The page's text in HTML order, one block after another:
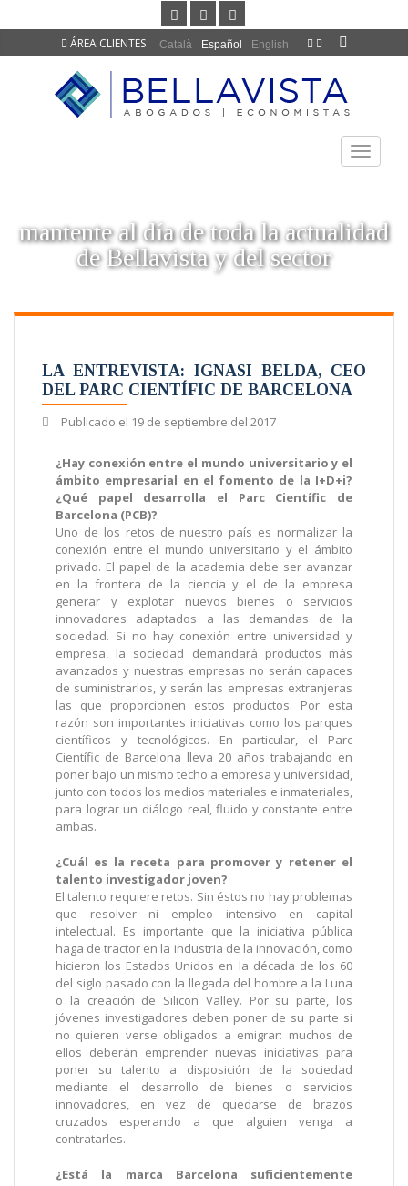
Català Español English
ÁREA CLIENTES
TOGGLE
mantente al día de toda la actualidad
de Bellavista y del sector
LA ENTREVISTA: IGNASI BELDA, CEO
DEL PARC CIENTÍFIC DE BARCELONA
Publicado el 19 de septiembre del 2017
¿Hay conexión entre el mundo universitario y el
ámbito empresarial en el fomento de la I+D+i?
¿Qué papel desarrolla el Parc Científic de
Barcelona (PCB)?
Uno de los retos de nuestro país es normalizar la
conexión entre el mundo universitario y el ámbito
privado. El papel de la academia debe ser avanzar
en la frontera de la ciencia y el de la empresa
generar y explotar nuevos bienes o servicios
innovadores adaptados a las demandas de la
sociedad. Si no hay conexión entre universidad y
empresa, la sociedad demandará productos más
avanzados y nuestras empresas no serán capaces
de suministrarlos, y serán las empresas extranjeras
las que proporcionen estos productos. Por esta
razón son importantes iniciativas como los parques
científicos y tecnológicos. En particular, el Parc
Científic de Barcelona lleva 20 años trabajando en
poner bajo un mismo techo a empresa y universidad,
junto con todos los medios materiales e inmateriales,
para lograr un diálogo real, fluido y constante entre
ambas.
¿Cuál es la receta para promover y retener el
talento investigador joven?
El talento requiere retos. Sin éstos no hay problemas
que resolver ni empleo intensivo en capital
intelectual. Es importante que la iniciativa pública
haga de tractor en la industria de la innovación, como
hicieron los Estados Unidos en la década de los 60
del siglo pasado con la llegada del hombre a la Luna
o la creación de Silicon Valley. Por su parte, los
jóvenes investigadores deben poner de su parte si
no quieren verse obligados a emigrar: muchos de
ellos deberán emprender nuevas iniciativas para
poner su talento a disposición de la sociedad
mediante el desarrollo de bienes o servicios
innovadores, en vez de quedarse de brazos
cruzados esperando a que alguien venga a
contratarles.
¿Está la marca Barcelona suficientemente